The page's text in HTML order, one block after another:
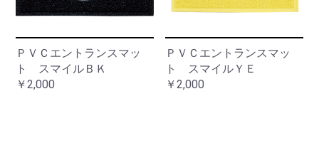
ＰＶＣエントランスマッ
ト スマイルＢＫ
￥2,000
ＰＶＣエントランスマッ
ト スマイルＹＥ
￥2,000